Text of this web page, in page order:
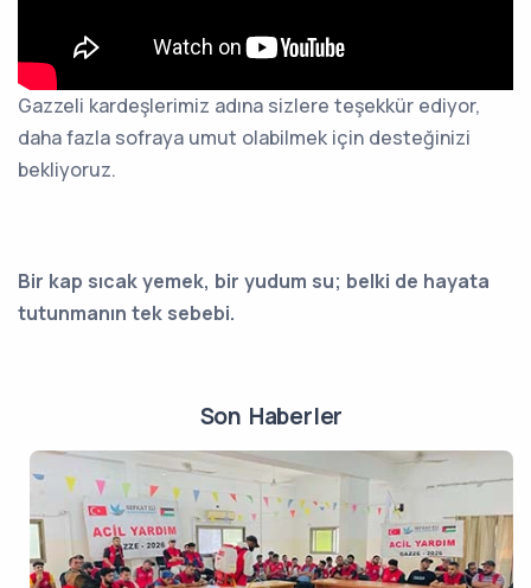
Gazzeli kardeşlerimiz adına sizlere teşekkür ediyor,
daha fazla sofraya umut olabilmek için desteğinizi
bekliyoruz.
Bir kap sıcak yemek, bir yudum su; belki de hayata
tutunmanın tek sebebi.
Son Haberler